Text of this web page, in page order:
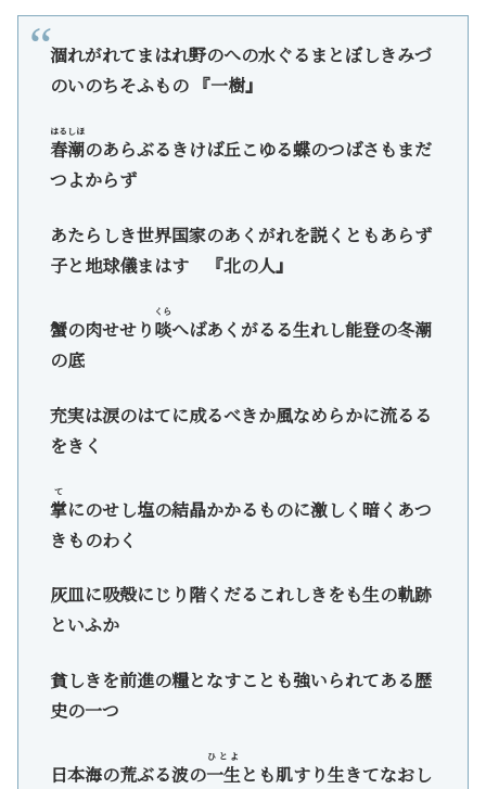
涸れがれてまはれ野のへの水ぐるまとぼしきみづ
のいのちそふもの 『一樹』
春潮
はるしほ
のあらぶるきけば丘こゆる蝶のつばさもまだ
つよからず
あたらしき世界国家のあくがれを説くともあらず
子と地球儀まはす 『北の人』
蟹の肉せせり啖
くら
へばあくがるる生れし能登の冬潮
の底
充実は涙のはてに成るべきか風なめらかに流るる
をきく
掌
て
にのせし塩の結晶かかるものに激しく暗くあつ
きものわく
灰皿に吸殻にじり階くだるこれしきをも生の軌跡
といふか
貧しきを前進の糧となすことも強いられてある歴
史の一つ
日本海の荒ぶる波の一生
ひとよ
とも肌すり生きてなおし